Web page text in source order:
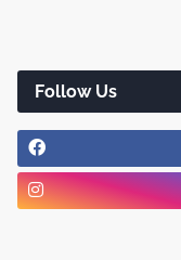
Follow Us